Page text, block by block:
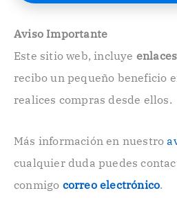
e
t
ó
n
o
.
Aviso Importante
Este sitio web, incluye
recibo un pequeño beneficio
realices compras desde ellos.
Más información en nuestro
cualquier duda puedes
conmigo correo electrónico.